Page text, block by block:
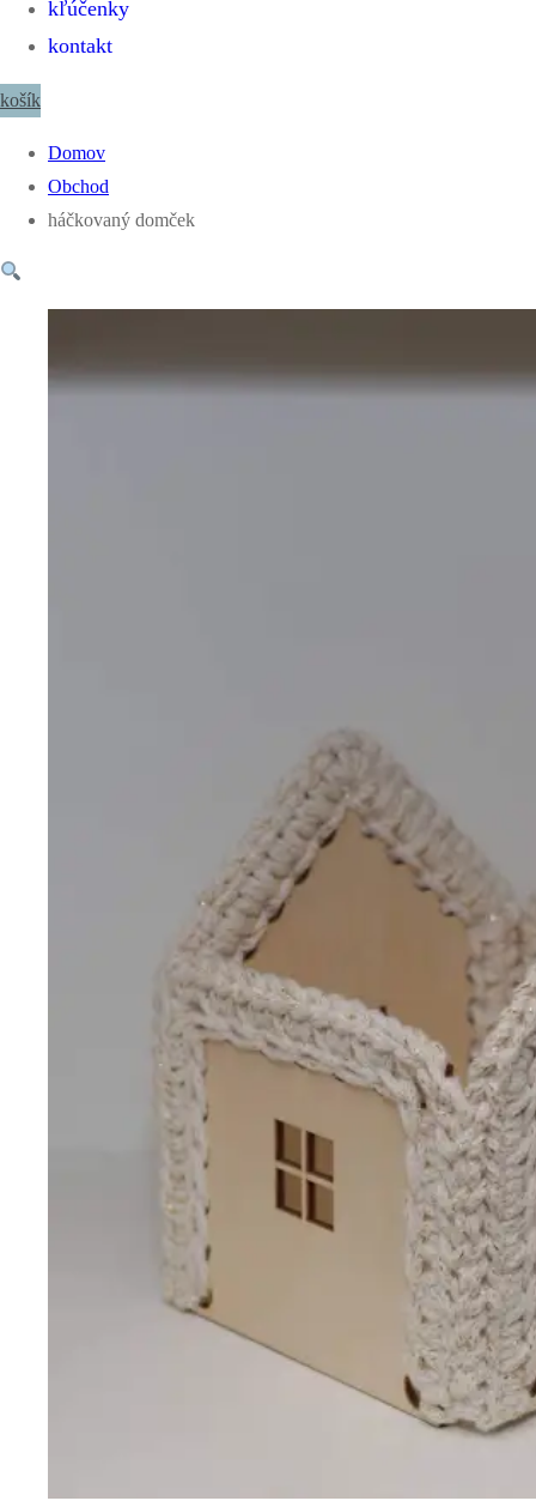
kľúčenky
kontakt
košík
Domov
Obchod
háčkovaný domček